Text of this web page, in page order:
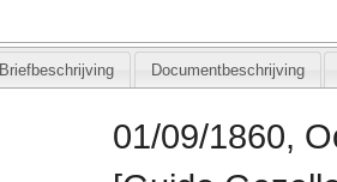
Briefbeschrijving Documentbeschrijving
01/09/1860,